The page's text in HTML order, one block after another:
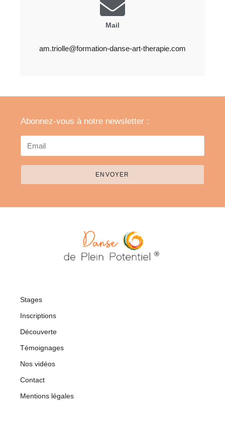
Mail
am.triolle@formation-danse-art-therapie.com
Abonnez-vous à notre newsletter :
ENVOYER
Stages
Inscriptions
Découverte
Témoignages
Nos vidéos
Contact
Mentions légales